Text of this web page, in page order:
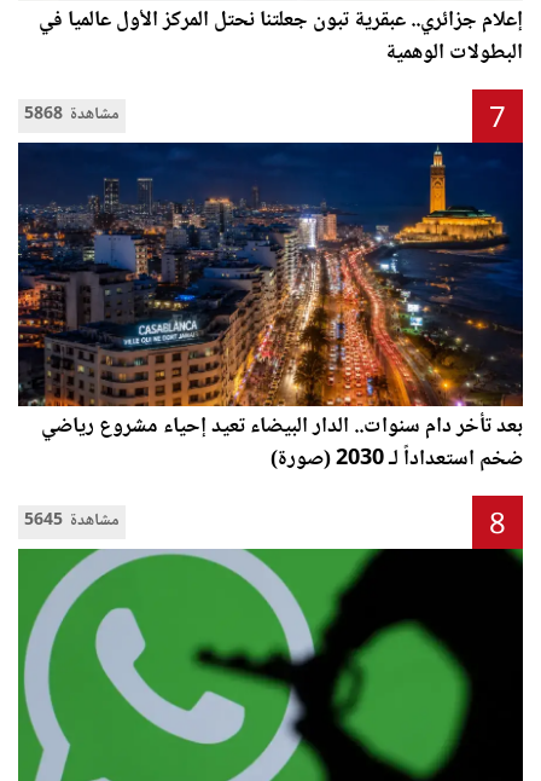
إعلام جزائري.. عبقرية تبون جعلتنا نحتل المركز الأول عالميا في
البطولات الوهمية
5868 مشاهدة 7
بعد تأخر دام سنوات.. الدار البيضاء تعيد إحياء مشروع رياضي
ضخم استعداداً لـ 2030 (صورة)
5645 مشاهدة 8